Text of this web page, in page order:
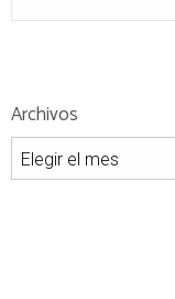
Archivos
Archivos